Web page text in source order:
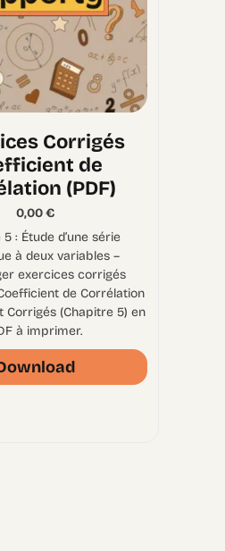
Corrigés
de
(PDF)
0,00€
: Étude d’une série
à deux variables –
exercices corrigés
de Corrélation
Corrigés (Chapitre 5) en
à imprimer.